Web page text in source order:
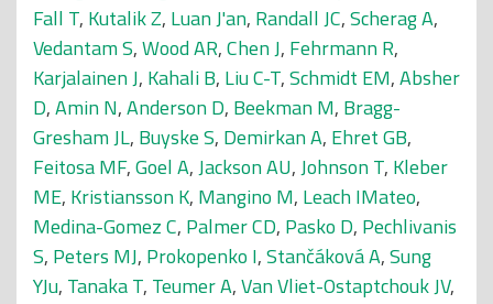
Fall T, Kutalik Z, Luan J'an, Randall JC,Scherag A,
Vedantam S,Wood AR,Chen J, Fehrmann R,
Karjalainen J, Kahali B, Liu C-T,Schmidt EM,Absher
D,Amin N,Anderson D, Beekman M, Bragg-
Gresham JL, Buyske S, Demirkan A, Ehret GB,
Feitosa MF,Goel A,Jackson AU,Johnson T, Kleber
ME, Kristiansson K, Mangino M, Leach IMateo,
Medina-Gomez C, Palmer CD, Pasko D, Pechlivanis
S, Peters MJ, Prokopenko I,Stančáková A,Sung
YJu, Tanaka T, Teumer A,Van Vliet-Ostaptchouk JV,